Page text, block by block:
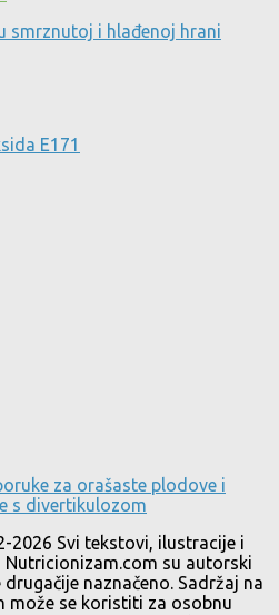
smrznutoj i hlađenoj hrani
E171
za orašaste plodove i
s divertikulozom
2026 Svi tekstovi, ilustracije i
su autorski
naznačeno. Sadržaj na
može se koristiti za osobnu